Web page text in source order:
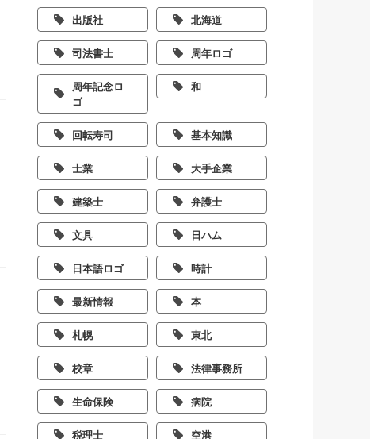
出版社 北海道
司法書士 周年ロゴ
周年記念ロ
ゴ
和
回転寿司 基本知識
士業 大手企業
建築士 弁護士
文具 日ハム
日本語ロゴ 時計
最新情報 本
札幌 東北
校章 法律事務所
生命保険 病院
税理士 空港